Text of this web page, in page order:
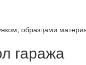
образцами
гаража